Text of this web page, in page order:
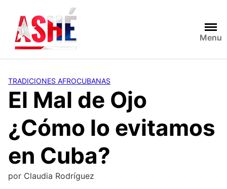
contenido
Menu
TRADICIONES AFROCUBANAS
El Mal de Ojo
¿Cómo lo evitamos
en Cuba?
por Claudia Rodríguez